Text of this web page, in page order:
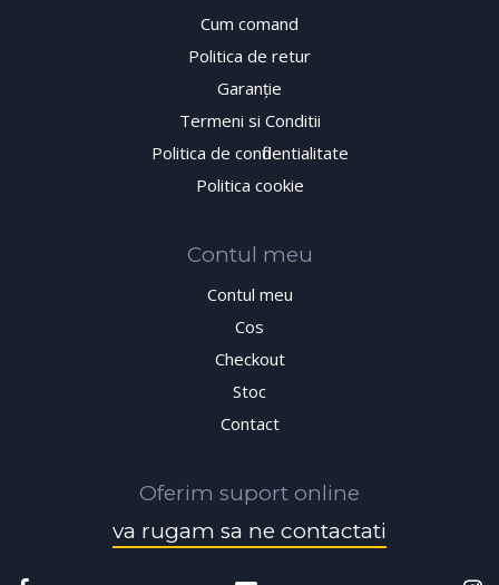
Cum comand
Politica de retur
Garanţie
Termeni si Conditii
Politica de confidentialitate
Politica cookie
Contul meu
Contul meu
Cos
Checkout
Stoc
Contact
Oferim suport online
va rugam sa ne contactati